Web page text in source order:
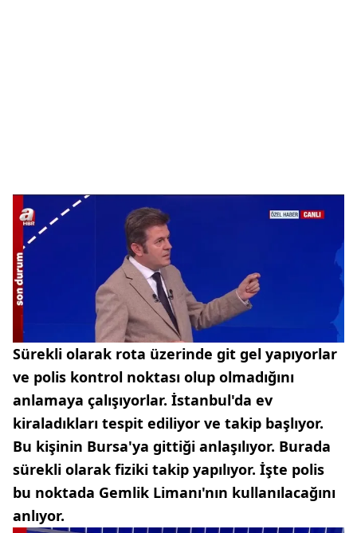
Sürekli olarak rota üzerinde git gel yapıyorlar
ve polis kontrol noktası olup olmadığını
anlamaya çalışıyorlar. İstanbul'da ev
kiraladıkları tespit ediliyor ve takip başlıyor.
Bu kişinin Bursa'ya gittiği anlaşılıyor. Burada
sürekli olarak fiziki takip yapılıyor. İşte polis
bu noktada Gemlik Limanı'nın kullanılacağını
anlıyor.